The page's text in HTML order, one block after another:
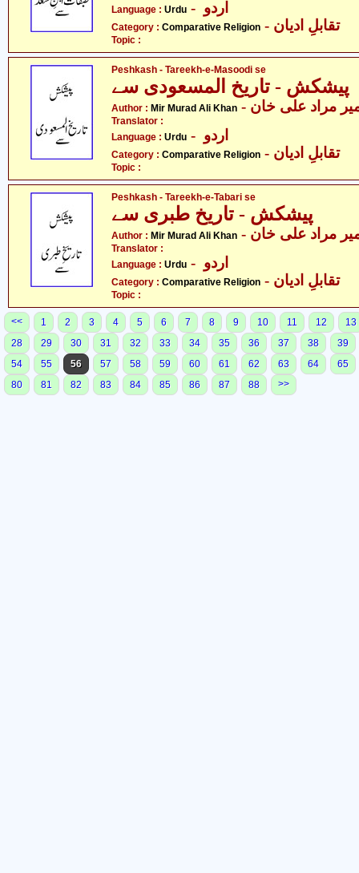
Language : Urdu
Category : Comparative Religion - تقابلِ ادیان
Topic :
Peshkash - Tareekh-e-Masoodi se
پیشکش - تاریخ المسعودی سے
Author : Mir Murad Ali Khan میر مراد علی خان
Translator :
Language : Urdu
Category : Comparative Religion - تقابلِ ادیان
Topic :
Peshkash - Tareekh-e-Tabari se
پیشکش - تاریخ طبری سے
Author : Mir Murad Ali Khan میر مراد علی خان
Translator :
Language : Urdu
Category : Comparative Religion - تقابلِ ادیان
Topic :
<< 1 2 3 4 5 6 7 8 9 10 11 12
13
28
29 30 31 32 33 34 35 36 37 38
39
54
55 56 57 58 59 60 61 62 63 64
65
80
81 82 83 84 85 86 87 88 >>